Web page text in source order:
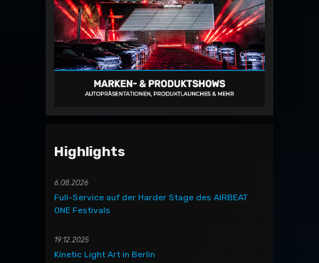
Highlights
6.08.2026
Full-Service auf der Harder Stage des AIRBEAT
ONE Festivals
19.12.2025
Kinetic Light Art in Berlin